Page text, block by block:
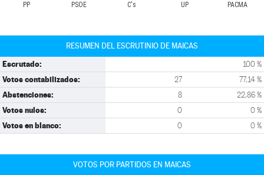
PP PSOE C's UP PACMA
RESUMEN DEL ESCRUTINIO DE MAICAS
Escrutado: 100 %
Votos contabilizados: 27 77,14 %
Abstenciones: 8 22,86 %
Votos nulos: 0 0 %
Votos en blanco: 0 0 %
VOTOS POR PARTIDOS EN MAICAS